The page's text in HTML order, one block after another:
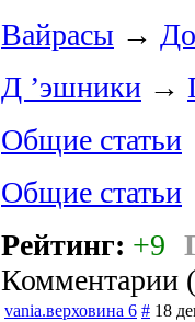
Вайрасы →
Д ’эшники →
Общие статьи
Общие статьи
Рейтинг: +9
Комментарии (
vania.верховина 6 # 18